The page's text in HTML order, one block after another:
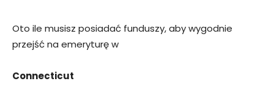
Oto ile musisz posiadać funduszy, aby wygodnie
przejść na emeryturę w
Connecticut